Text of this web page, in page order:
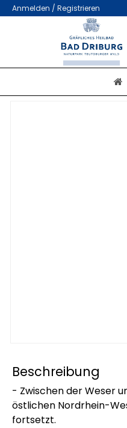
Anmelden / Registrieren
Beschreibung
- Zwischen der Weser
östlichen Nordrhein-
fortsetzt.